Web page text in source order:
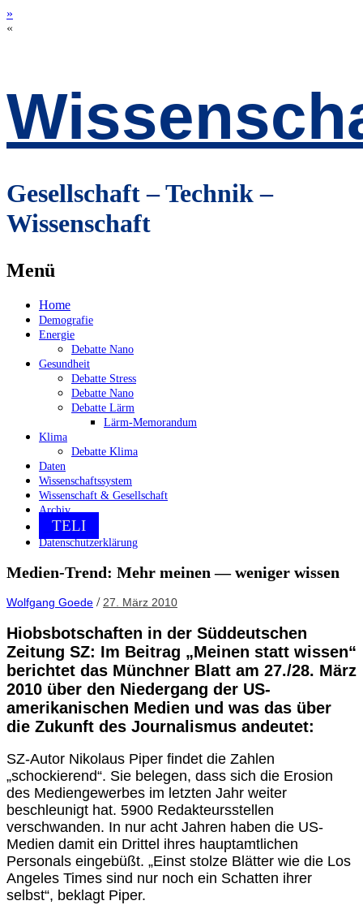
»
«
Gesellschaft – Technik –
Wissenschaft
Menü
Zum
Inhalt
springen
Home
Demografie
Energie
Debatte Nano
Gesundheit
Debatte Stress
Debatte Nano
Debatte Lärm
Lärm-Memorandum
Klima
Debatte Klima
Daten
Wissenschaftssystem
Wissenschaft & Gesellschaft
Archiv
TELI
Datenschutzerklärung
Medien-Trend: Mehr meinen — weniger wissen
Wolfgang Goede /27. März 2010
Hiobsbotschaften in der Süddeutschen
Zeitung SZ: Im Beitrag „Meinen statt wissen“
berichtet das Münchner Blatt am 27./28. März
2010 über den Niedergang der US-
amerikanischen Medien und was das über
die Zukunft des Journalismus andeutet:
SZ-Autor Nikolaus Piper findet die Zahlen
„schockierend“. Sie belegen, dass sich die Erosion
des Mediengewerbes im letzten Jahr weiter
beschleunigt hat. 5900 Redakteursstellen
verschwanden. In nur acht Jahren haben die US-
Medien damit ein Drittel ihres hauptamtlichen
Personals eingebüßt. „Einst stolze Blätter wie die Los
Angeles Times sind nur noch ein Schatten ihrer
selbst“, beklagt Piper.